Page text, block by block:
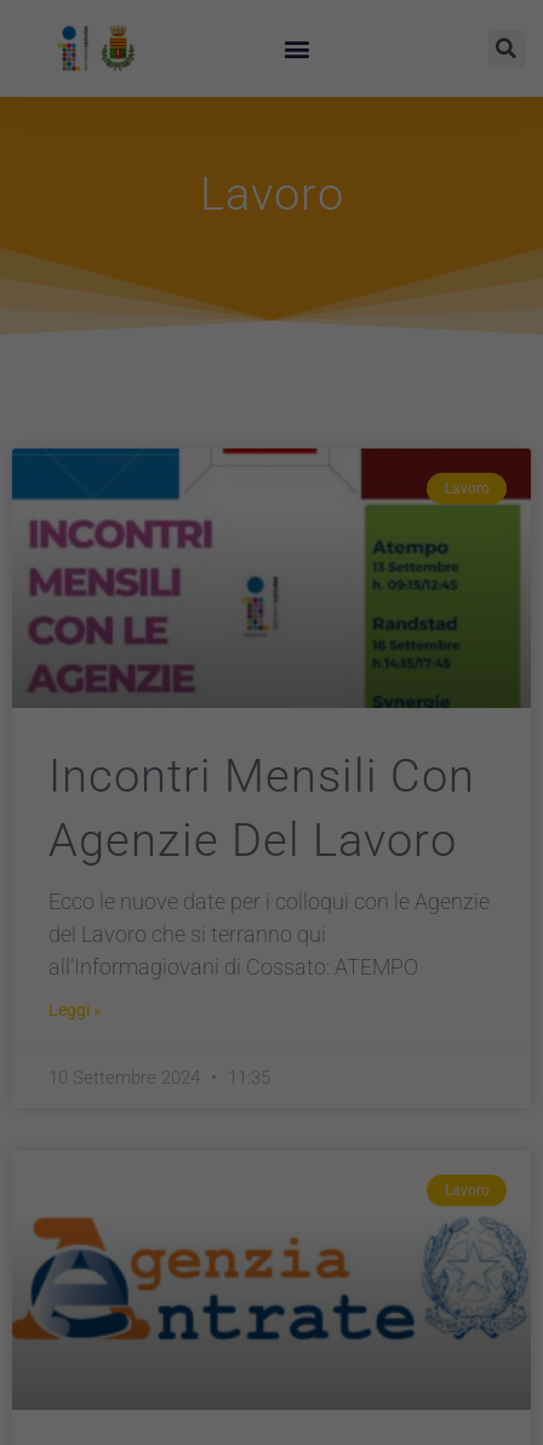
Lavoro
Lavoro
Incontri Mensili Con
Agenzie Del Lavoro
Ecco le nuove date per i colloqui con le Agenzie
del Lavoro che si terranno qui
all’Informagiovani di Cossato: ATEMPO
Leggi »
10 Settembre 2024 11:35
Lavoro